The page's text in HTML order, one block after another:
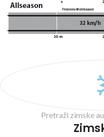
Pretraži zimske